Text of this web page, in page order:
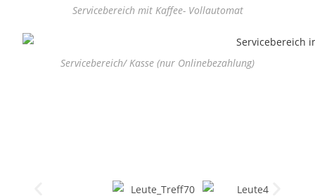
Servicebereich mit Kaffee- Vollautomat
Servicebereich/ Kasse (nur Onlinebezahlung)